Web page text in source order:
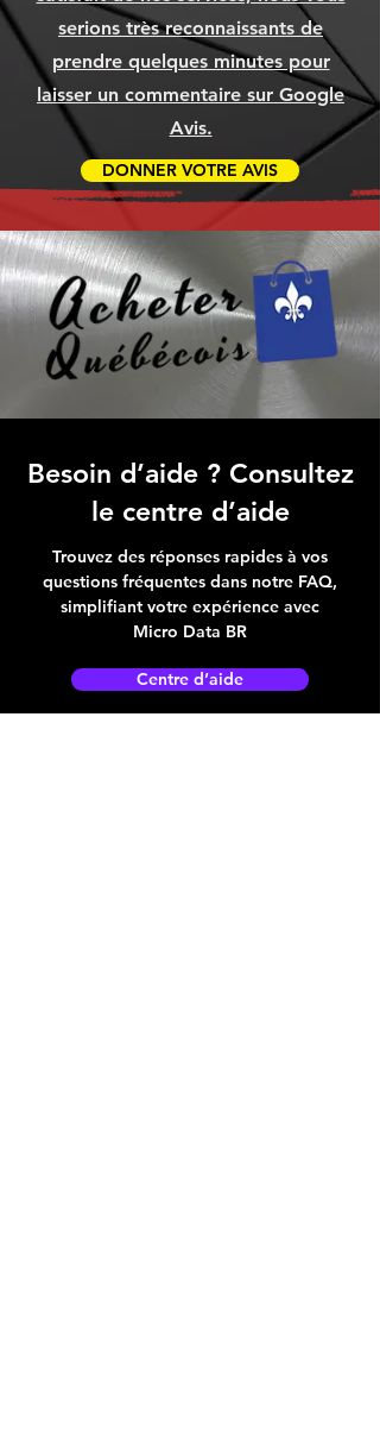
serions très reconnaissants de
prendre quelques minutes pour
laisser un commentaire sur Google
Avis.
DONNER VOTRE AVIS
Besoin d’aide ? Consultez
le centre d’aide
Trouvez des réponses rapides à vos
questions fréquentes dans notre FAQ,
simplifiant votre expérience avec
Micro Data BR
Centre d’aide